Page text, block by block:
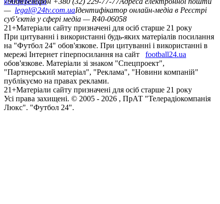
— legal@24tv.com.uaІдентифікатор онлайн-медіа в Реєстрі
суб’єктів у сфері медіа — R40-06058
21+Матеріали сайту призначені для осіб старше 21 року
При цитуванні і використанні будь-яких матеріалів посилання
на "Футбол 24" обов'язкове. При цитуванні і використанні в
мережі Інтернет гіперпосилання на сайт
football24.ua
обов'язкове. Матеріали зі знаком "Спецпроект",
"Партнерський матеріал", "Реклама", "Новини компаній"
публікуємо на правах реклами.
21+Матеріали сайту призначені для осіб старше 21 року
Усi права захищенi. © 2005 - 2026 , ПрАТ "Телерадіокомпанія
Люкс". "Футбол 24".